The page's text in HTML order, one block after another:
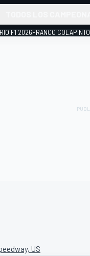
F1 2026FRANCO COLAPINTO
US